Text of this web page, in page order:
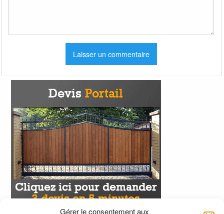
Gérer le consentement aux